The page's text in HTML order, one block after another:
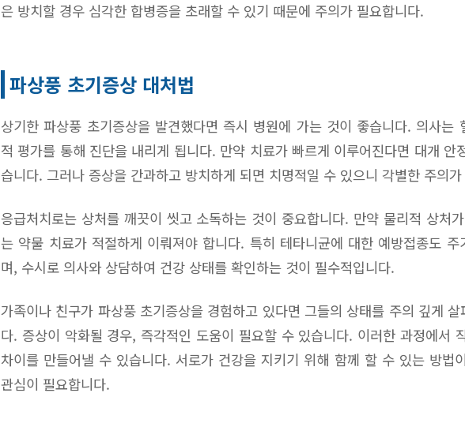
은 방치할 경우 심각한 합병증을 초래할 수 있기 때문에 주의가 필요합니다.
파상풍 초기증상 대처법
상기한 파상풍 초기증상을 발견했다면 즉시 병원에 가는 것이 좋습니다. 의사는
적 평가를 통해 진단을 내리게 됩니다. 만약 치료가 빠르게 이루어진다면 대개 안
습니다. 그러나 증상을 간과하고 방치하게 되면 치명적일 수 있으니 각별한 주의
응급처치로는 상처를 깨끗이 씻고 소독하는 것이 중요합니다. 만약 물리적 상처
는 약물 치료가 적절하게 이뤄져야 합니다. 특히 테타니균에 대한 예방접종도 주
며, 수시로 의사와 상담하여 건강 상태를 확인하는 것이 필수적입니다.
가족이나 친구가 파상풍 초기증상을 경험하고 있다면 그들의 상태를 주의 깊게 살
다. 증상이 악화될 경우, 즉각적인 도움이 필요할 수 있습니다. 이러한 과정에서
차이를 만들어낼 수 있습니다. 서로가 건강을 지키기 위해 함께 할 수 있는 방법
관심이 필요합니다.